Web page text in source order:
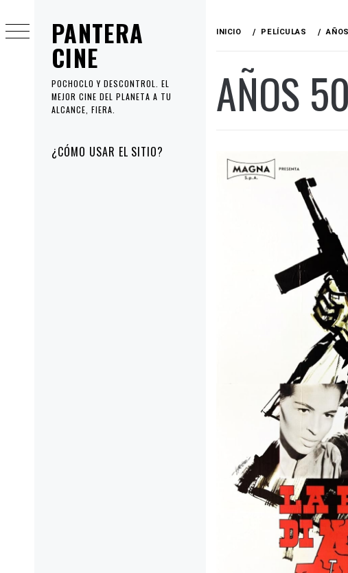
PANTERA
CINE
POCHOCLO Y DESCONTROL. EL
MEJOR CINE DEL PLANETA A TU
ALCANCE, FIERA.
principal
¿CÓMO USAR EL SITIO?
al
contenido
INICIO PELÍCULAS
AÑOS 50